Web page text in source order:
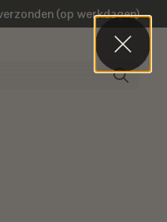
(op werkdagen)